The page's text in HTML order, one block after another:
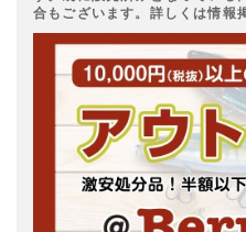
合もございます。詳しくは情報